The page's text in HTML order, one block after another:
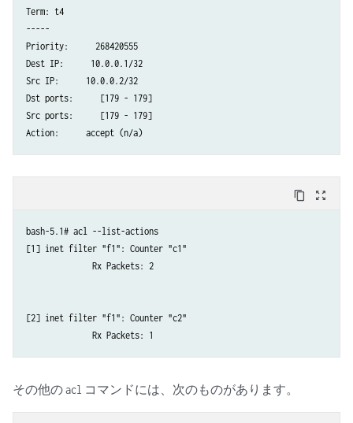
Term: t4
-----
Priority:   268420555
Dest IP:   10.0.0.1/32
Src IP:   10.0.0.2/32
Dst ports:   [179 - 179]
Src ports:   [179 - 179]
Action:   accept (n/a)
content_copy zoom_out_map
bash-5.1# acl --list-actions
[1] inet filter "f1": Counter "c1"
Rx Packets: 2
[2] inet filter "f1": Counter "c2"
Rx Packets: 1
その他のacl コマンドには、次のものがあります。